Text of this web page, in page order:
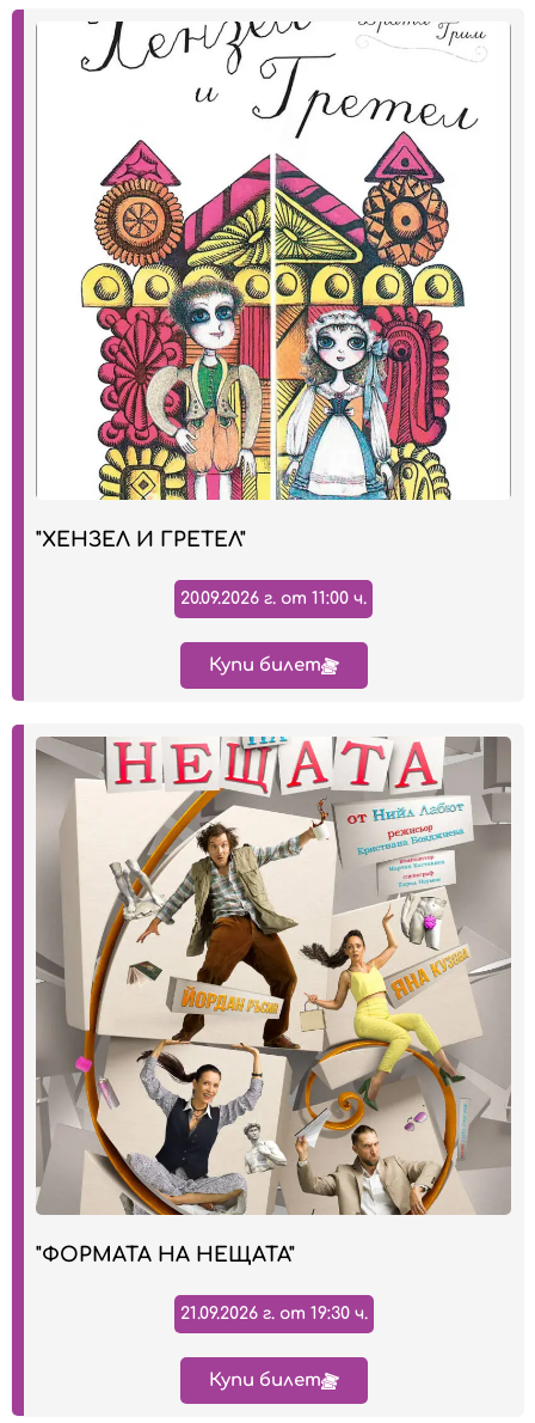
"ХЕНЗЕЛ И ГРЕТЕЛ"
20.09.2026 г. от 11:00 ч.
Купи билет
"ФОРМАТА НА НЕЩАТА"
21.09.2026 г. от 19:30 ч.
Купи билет